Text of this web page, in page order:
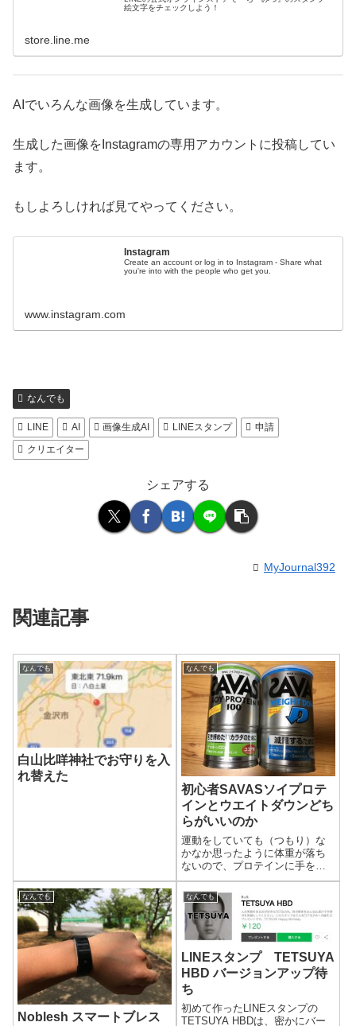
絵文字をチェックしよう！
store.line.me
AIでいろんな画像を生成しています。
生成した画像をInstagramの専用アカウントに投稿してい
ます。
もしよろしければ見てやってください。
Instagram
Create an account or log in to Instagram - Share what
you're into with the people who get you.
www.instagram.com
なんでも
LINE AI 画像生成AI LINEスタンプ
申請
クリエイター
シェアする
MyJournal392
関連記事
なんでも
白山比咩神社でお守りを入
れ替えた
なんでも
初心者SAVASソイプロテ
インとウエイトダウンどち
らがいいのか
運動をしていても（つもり）な
かなか思ったように体重が落ち
ないので、プロテインに手を出
してみました。
なんでも
Noblesh スマートブレス
なんでも
LINEスタンプ TETSUYA
HBD バージョンアップ待
ち
初めて作ったLINEスタンプの
TETSUYA HBDは、密かにバー